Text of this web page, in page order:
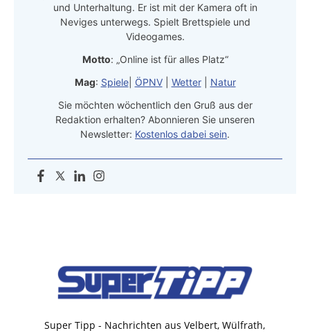
und Unterhaltung. Er ist mit der Kamera oft in
Neviges unterwegs. Spielt Brettspiele und
Videogames.
Motto: „Online ist für alles Platz“
Mag: Spiele| ÖPNV| Wetter| Natur
Sie möchten wöchentlich den Gruß aus der
Redaktion erhalten? Abonnieren Sie unseren
Newsletter: Kostenlos dabei sein.
Super Tipp - Nachrichten aus Velbert, Wülfrath,